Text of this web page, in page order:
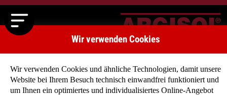
Wir verwenden Cookies
Wir verwenden Cookies und ähnliche Technologien, damit unsere
Website bei Ihrem Besuch technisch einwandfrei funktioniert und
um Ihnen ein optimiertes und individualisiertes Online-Angebot